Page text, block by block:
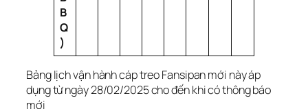
B
Q
)
Bảng lịch vận hành cáp treo Fansipan mới này áp
dụng từ ngày 28/02/2025 cho đến khi có thông báo
mới